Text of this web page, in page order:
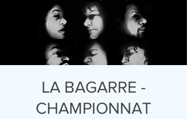
LA BAGARRE -
CHAMPIONNAT